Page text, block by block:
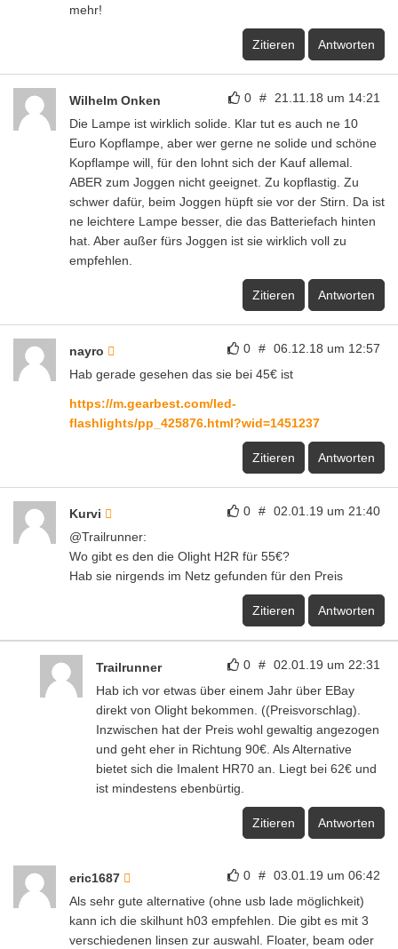
mehr!
Zitieren Antworten
0 # 21.11.18 um 14:21
Wilhelm Onken
Die Lampe ist wirklich solide. Klar tut es auch ne 10
Euro Kopflampe, aber wer gerne ne solide und schöne
Kopflampe will, für den lohnt sich der Kauf allemal.
ABER zum Joggen nicht geeignet. Zu kopflastig. Zu
schwer dafür, beim Joggen hüpft sie vor der Stirn. Da ist
ne leichtere Lampe besser, die das Batteriefach hinten
hat. Aber außer fürs Joggen ist sie wirklich voll zu
empfehlen.
Zitieren Antworten
0 # 06.12.18 um 12:57
nayro
Hab gerade gesehen das sie bei 45€ ist
https://m.gearbest.com/led-
flashlights/pp_425876.html?wid=1451237
Zitieren Antworten
0 # 02.01.19 um 21:40
Kurvi
@Trailrunner:
Wo gibt es den die Olight H2R für 55€?
Hab sie nirgends im Netz gefunden für den Preis
Zitieren Antworten
0 # 02.01.19 um 22:31
Trailrunner
Hab ich vor etwas über einem Jahr über EBay
direkt von Olight bekommen. ((Preisvorschlag).
Inzwischen hat der Preis wohl gewaltig angezogen
und geht eher in Richtung 90€. Als Alternative
bietet sich die Imalent HR70 an. Liegt bei 62€ und
ist mindestens ebenbürtig.
Zitieren Antworten
0 # 03.01.19 um 06:42
eric1687
Als sehr gute alternative (ohne usb lade möglichkeit)
kann ich die skilhunt h03 empfehlen. Die gibt es mit 3
verschiedenen linsen zur auswahl. Floater, beam oder